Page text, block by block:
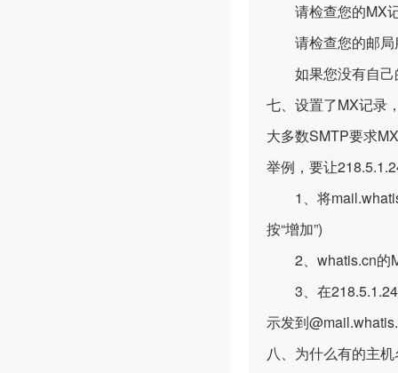
请检查您的MX
请检查您的邮局
如果您没有自己
七、设置了MX记录
大多数SMTP要求
举例，要让
1、将
按“增加”)
2、whatis.cn的MX
3、在218.5.1.249
示发到
八、为什么有的主